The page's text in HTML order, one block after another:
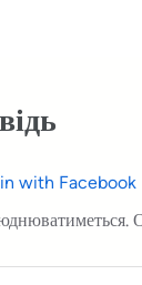
with Facebook